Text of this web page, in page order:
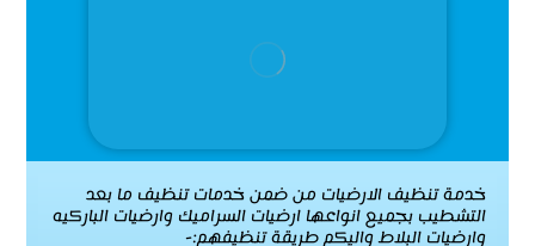
خدمة تنظيف الارضيات من ضمن خدمات تنظيف ما بعد
التشطيب بجميع انواعها ارضيات السراميك وارضيات الباركيه
وارضيات البلاط واليكم طريقة تنظيفهم:-